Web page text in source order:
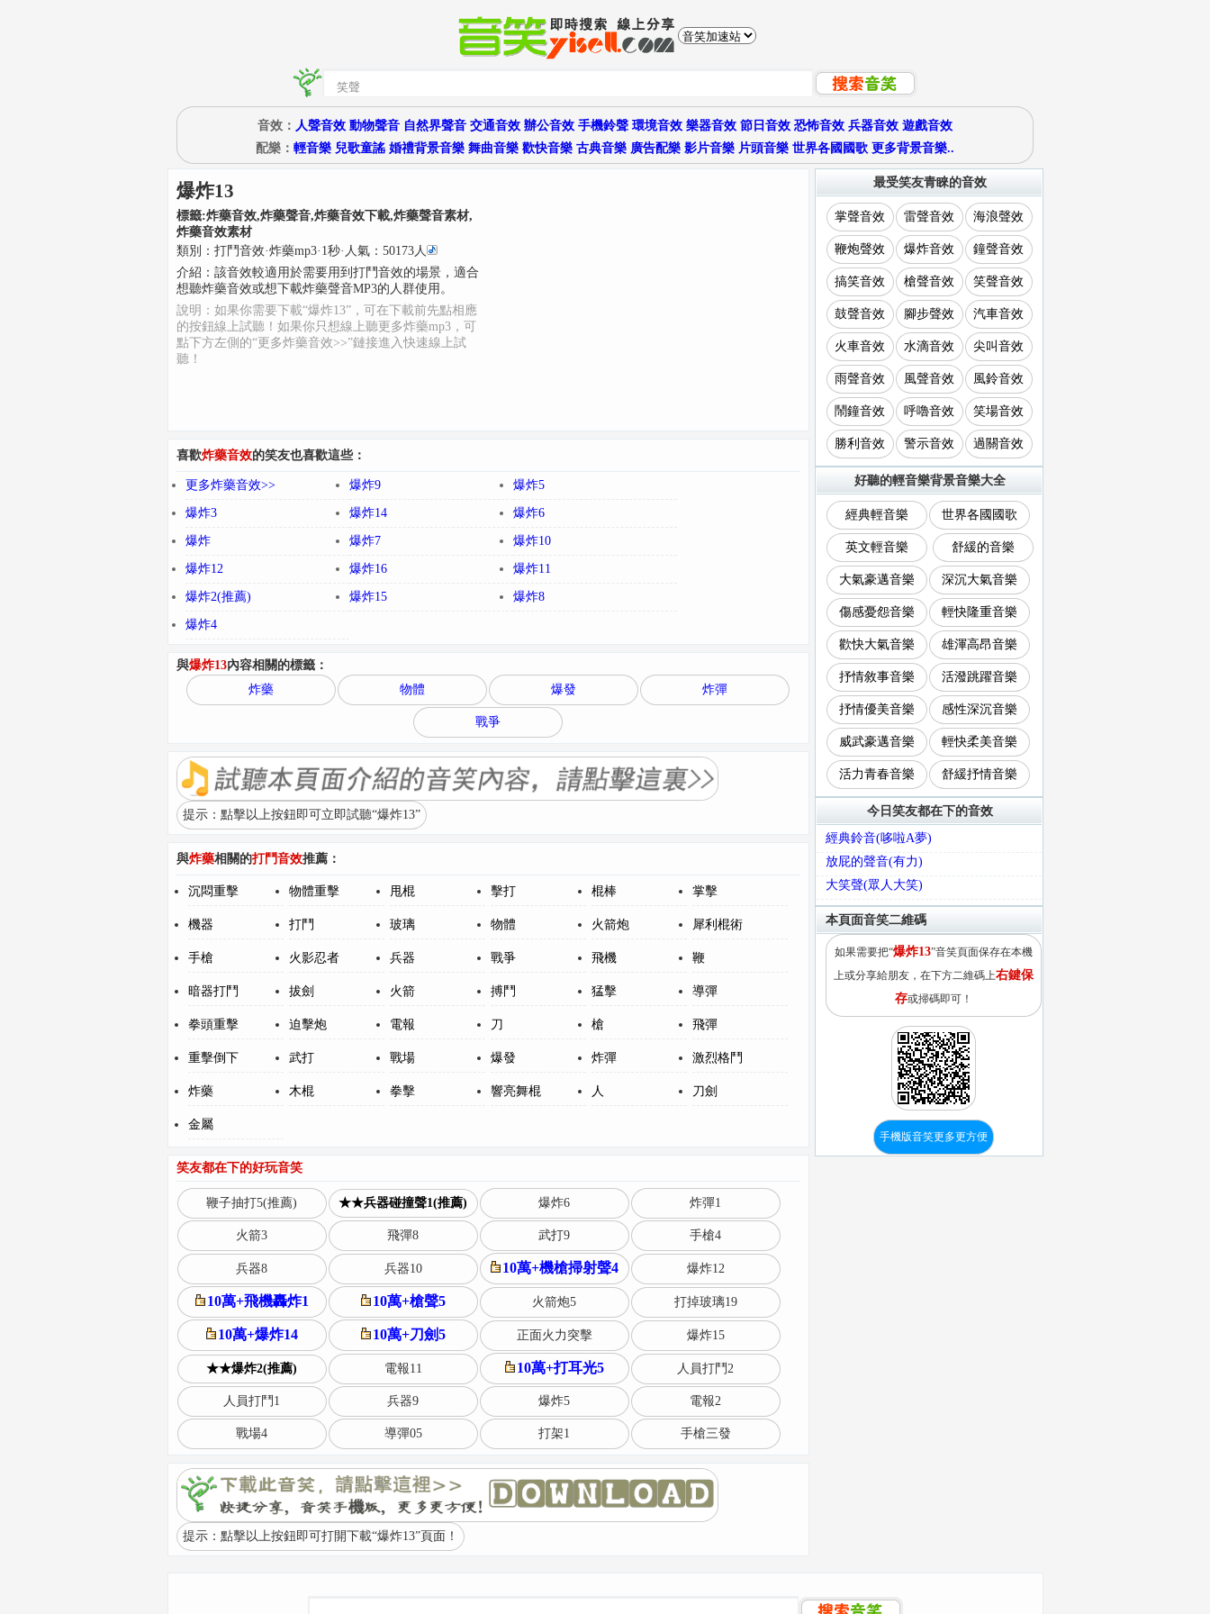
音效： 人聲音效 動物聲音 自然界聲音 交通音效 辦公音效 手機鈴聲 環境音效 樂器音效 節日音效 恐怖音效 兵器音效 遊戲音效
配樂： 輕音樂 兒歌童謠 婚禮背景音樂 舞曲音樂 歡快音樂 古典音樂 廣告配樂 影片音樂 片頭音樂 世界各國國歌 更多背景音樂..
爆炸13
標籤:炸藥音效,炸藥聲音,炸藥音效下載,炸藥聲音素材,
炸藥音效素材
類別： 打鬥音效·炸藥mp3· 1秒·人氣：50173人
介紹： 該音效較適用於需要用到打鬥音效的場景，適合
想聽炸藥音效或想下載炸藥聲音MP3的人群使用。
說明：如果你需要下載“爆炸13”，可在下載前先點相應
的按鈕線上試聽！如果你只想線上聽更多炸藥mp3，可
點下方左側的“更多炸藥音效>>”鏈接進入快速線上試
聽！
喜歡炸藥音效的笑友也喜歡這些：
更多炸藥音效>> 爆炸9 爆炸5
爆炸3 爆炸14 爆炸6
爆炸 爆炸7 爆炸10
爆炸12 爆炸16 爆炸11
爆炸2(推薦) 爆炸15 爆炸8
爆炸4
與爆炸13內容相關的標籤：
炸藥
物體 爆發 炸彈
戰爭
提示：點擊以上按鈕即可立即試聽“爆炸13”
與炸藥相關的打鬥音效推薦：
沉悶重擊 物體重擊 甩棍 擊打 棍棒 掌擊
機器 打鬥 玻璃 物體 火箭炮 犀利棍術
手槍 火影忍者 兵器 戰爭 飛機 鞭
暗器打鬥 拔劍 火箭 搏鬥 猛擊 導彈
拳頭重擊 迫擊炮 電報 刀 槍 飛彈
重擊倒下 武打 戰場 爆發 炸彈 激烈格鬥
炸藥 木棍 拳擊 響亮舞棍 人 刀劍
金屬
笑友都在下的好玩音笑
鞭子抽打5(推薦) ★★兵器碰撞聲1(推薦) 爆炸6 炸彈1
火箭3 飛彈8 武打9 手槍4
兵器8 兵器10 10萬+機槍掃射聲4 爆炸12
10萬+飛機轟炸1 10萬+槍聲5 火箭炮5 打掉玻璃19
10萬+爆炸14 10萬+刀劍5 正面火力突擊 爆炸15
★★爆炸2(推薦) 電報11 10萬+打耳光5 人員打鬥2
人員打鬥1 兵器9 爆炸5 電報2
戰場4 導彈05 打架1 手槍三發
提示：點擊以上按鈕即可打開下載“爆炸13”頁面！
最受笑友青睞的音效
掌聲音效 雷聲音效 海浪聲效
鞭炮聲效 爆炸音效 鐘聲音效
搞笑音效 槍聲音效 笑聲音效
鼓聲音效 腳步聲效 汽車音效
火車音效 水滴音效 尖叫音效
雨聲音效 風聲音效 風鈴音效
鬧鐘音效 呼嚕音效 笑場音效
勝利音效 警示音效 過關音效
好聽的輕音樂背景音樂大全
經典輕音樂 世界各國國歌
英文輕音樂 舒緩的音樂
大氣豪邁音樂 深沉大氣音樂
傷感憂怨音樂 輕快隆重音樂
歡快大氣音樂 雄渾高昂音樂
抒情敘事音樂 活潑跳躍音樂
抒情優美音樂 感性深沉音樂
威武豪邁音樂 輕快柔美音樂
活力青春音樂 舒緩抒情音樂
今日笑友都在下的音效
經典鈴音(哆啦A夢)
放屁的聲音(有力)
大笑聲(眾人大笑)
本頁面音笑二維碼
如果需要把“爆炸13”音笑頁面保存在本機
上或分享給朋友，在下方二維碼上右鍵保
存或掃碼即可！
手機版音笑更多更方便